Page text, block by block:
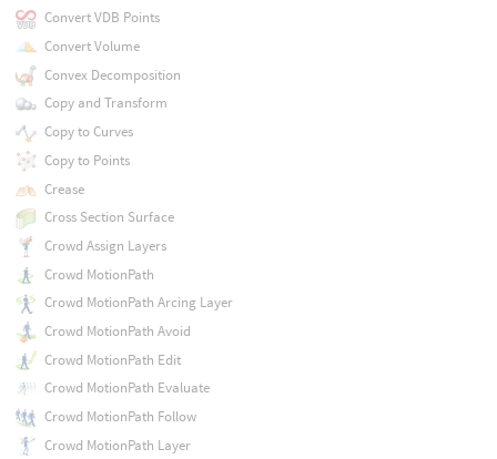
Convert VDB Points
Convert Volume
Convex Decomposition
Copy and Transform
Copy to Curves
Copy to Points
Crease
Cross Section Surface
Crowd Assign Layers
Crowd MotionPath
Crowd MotionPath Arcing Layer
Crowd MotionPath Avoid
Crowd MotionPath Edit
Crowd MotionPath Evaluate
Crowd MotionPath Follow
Crowd MotionPath Layer